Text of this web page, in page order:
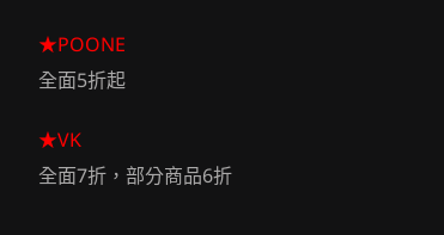
★POONE
全面5折起
★VK
全面7折，部分商品6折